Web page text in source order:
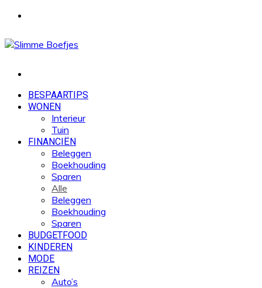
BESPAARTIPS
WONEN
Interieur
Tuin
FINANCIËN
Beleggen
Boekhouding
Sparen
Alle
Beleggen
Boekhouding
Sparen
BUDGETFOOD
KINDEREN
MODE
REIZEN
Auto’s